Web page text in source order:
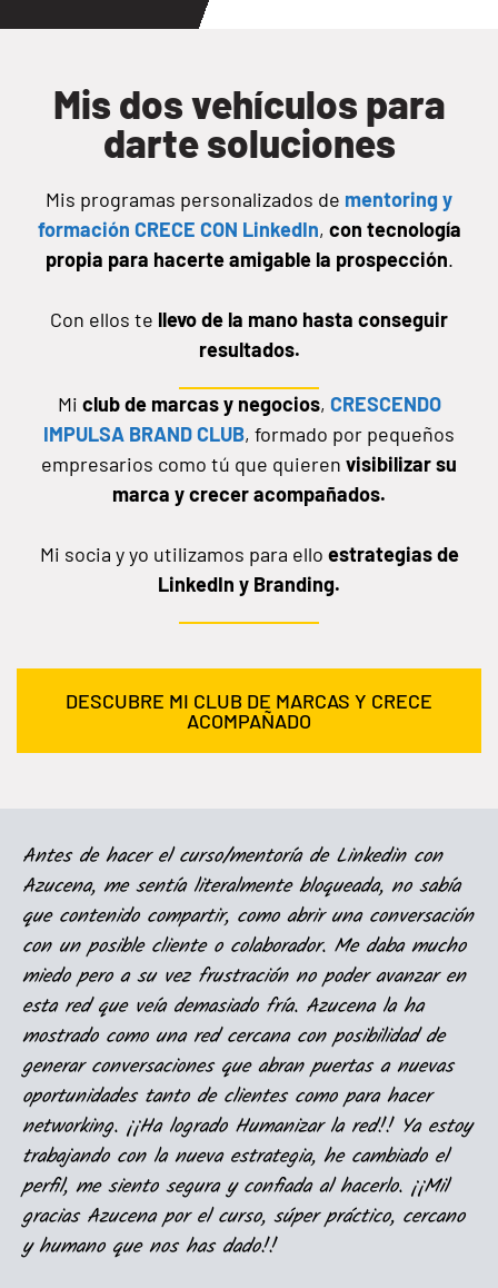
Mis dos vehículos para
darte soluciones
Mis programas personalizados de mentoring y
formación CRECE CON LinkedIn, con tecnología
propia para hacerte amigable la prospección.
Con ellos te llevo de la mano hasta conseguir
resultados.
Mi club de marcas y negocios, CRESCENDO
IMPULSA BRAND CLUB, formado por pequeños
empresarios como tú que quieren visibilizar su
marca y crecer acompañados.
Mi socia y yo utilizamos para ello estrategias de
LinkedIn y Branding.
DESCUBRE MI CLUB DE MARCAS Y CRECE
ACOMPAÑADO
Antes de hacer el curso/mentoría de Linkedin con
Azucena, me sentía literalmente bloqueada, no sabía
que contenido compartir, como abrir una conversación
con un posible cliente o colaborador. Me daba mucho
miedo pero a su vez frustración no poder avanzar en
esta red que veía demasiado fría. Azucena la ha
mostrado como una red cercana con posibilidad de
generar conversaciones que abran puertas a nuevas
oportunidades tanto de clientes como para hacer
networking. ¡¡Ha logrado Humanizar la red!! Ya estoy
trabajando con la nueva estrategia, he cambiado el
perfil, me siento segura y confiada al hacerlo. ¡¡Mil
gracias Azucena por el curso, súper práctico, cercano
y humano que nos has dado!!